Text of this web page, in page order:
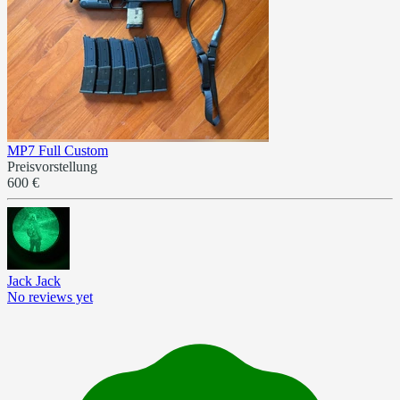
MP7 Full Custom
Preisvorstellung
600 €
Jack Jack
No reviews yet